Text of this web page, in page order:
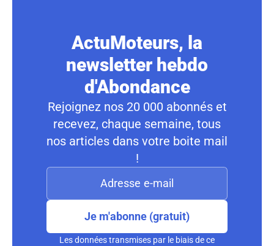
ActuMoteurs, la
newsletter hebdo
d'Abondance
Rejoignez nos 20 000 abonnés et
recevez, chaque semaine, tous
nos articles dans votre boite mail
!
Je m'abonne (gratuit)
Les données transmises par le biais de ce